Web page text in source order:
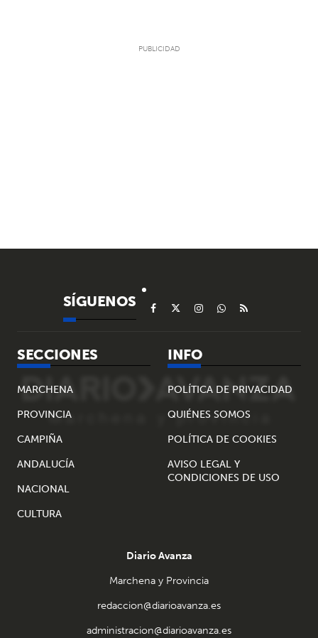
SÍGUENOS
SECCIONES
MARCHENA
PROVINCIA
CAMPIÑA
ANDALUCÍA
NACIONAL
CULTURA
INFO
POLÍTICA DE PRIVACIDAD
QUIÉNES SOMOS
POLÍTICA DE COOKIES
AVISO LEGAL Y
CONDICIONES DE USO
Diario Avanza
Marchena y Provincia
redaccion@diarioavanza.es
administracion@diarioavanza.es